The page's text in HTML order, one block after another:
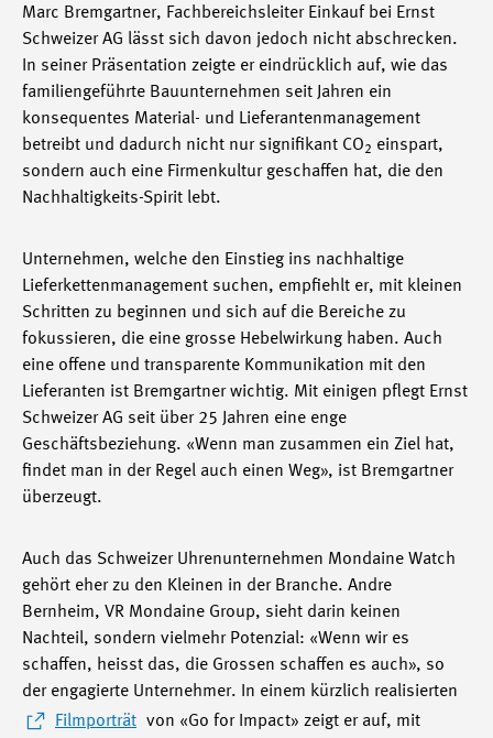
Marc Bremgartner, Fachbereichsleiter Einkauf bei Ernst
Schweizer AG lässt sich davon jedoch nicht abschrecken.
In seiner Präsentation zeigte er eindrücklich auf, wie das
familiengeführte Bauunternehmen seit Jahren ein
konsequentes Material- und Lieferantenmanagement
betreibt und dadurch nicht nur signifikant CO2 einspart,
sondern auch eine Firmenkultur geschaffen hat, die den
Nachhaltigkeits-Spirit lebt.
Unternehmen, welche den Einstieg ins nachhaltige
Lieferkettenmanagement suchen, empfiehlt er, mit kleinen
Schritten zu beginnen und sich auf die Bereiche zu
fokussieren, die eine grosse Hebelwirkung haben. Auch
eine offene und transparente Kommunikation mit den
Lieferanten ist Bremgartner wichtig. Mit einigen pflegt Ernst
Schweizer AG seit über 25 Jahren eine enge
Geschäftsbeziehung. «Wenn man zusammen ein Ziel hat,
findet man in der Regel auch einen Weg», ist Bremgartner
überzeugt.
Auch das Schweizer Uhrenunternehmen Mondaine Watch
gehört eher zu den Kleinen in der Branche. Andre
Bernheim, VR Mondaine Group, sieht darin keinen
Nachteil, sondern vielmehr Potenzial: «Wenn wir es
schaffen, heisst das, die Grossen schaffen es auch», so
der engagierte Unternehmer. In einem kürzlich realisierten
Filmporträt von «Go for Impact» zeigt er auf, mit